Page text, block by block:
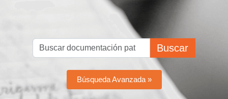
Buscar
Búsqueda Avanzada »